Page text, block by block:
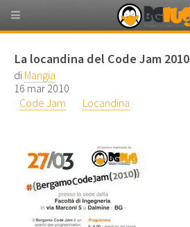
La locandina del Code Jam 2010
di Mangia
16 mar 2010
Code Jam
Locandina